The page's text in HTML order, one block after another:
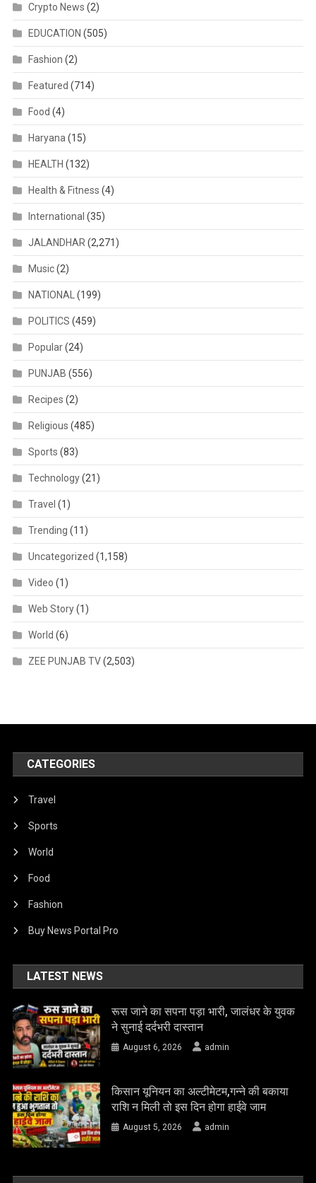
Crypto News (2)
EDUCATION (505)
Fashion (2)
Featured (714)
Food (4)
Haryana (15)
HEALTH (132)
Health & Fitness (4)
International (35)
JALANDHAR (2,271)
Music(2)
NATIONAL (199)
POLITICS (459)
Popular(24)
PUNJAB (556)
Recipes (2)
Religious (485)
Sports (83)
Technology(21)
Travel (1)
Trending (11)
Uncategorized (1,158)
Video (1)
Web Story(1)
World (6)
ZEE PUNJAB TV(2,503)
CATEGORIES
Travel
Sports
World
Food
Fashion
Buy News Portal Pro
LATEST NEWS
रूस जाने का सपना पड़ा भारी, जालंधर के युवक
ने सुनाई दर्दभरी दास्तान
August 6, 2026 admin
किसान यूनियन का अल्टीमेटम,गन्ने की बकाया
राशि न मिली तो इस दिन होगा हाईवे जाम
August 5, 2026 admin